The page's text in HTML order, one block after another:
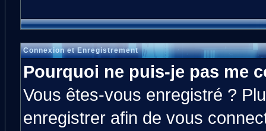
Connexion et Enregistrement
Pourquoi ne puis-je pas me
Vous êtes-vous enregistré ?
enregistrer afin de vous